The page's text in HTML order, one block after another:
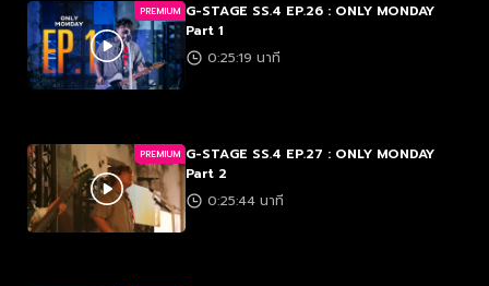
PREMIUM G-STAGE SS.4 EP.26 : ONLY MONDAY
Part 1
0:25:19 นาที
PREMIUM G-STAGE SS.4 EP.27 : ONLY MONDAY
Part 2
0:25:44 นาที